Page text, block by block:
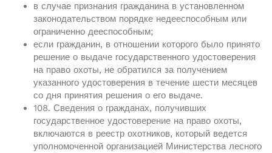
в случае признания гражданина в установленном
законодательством порядке недееспособным или
ограниченно дееспособным;
если гражданин, в отношении которого было принято
решение о выдаче государственного удостоверения
на право охоты, не обратился за получением
указанного удостоверения в течение шести месяцев
со дня принятия решения о его выдаче.
108. Сведения о гражданах, получивших
государственное удостоверение на право охоты,
включаются в реестр охотников, который ведется
уполномоченной организацией Министерства лесного